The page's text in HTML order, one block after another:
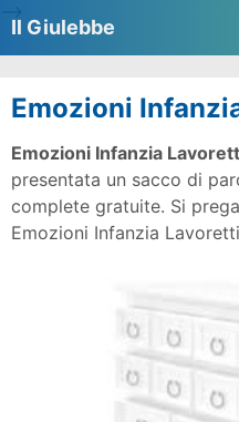
Il Giulebbe
Emozioni
Emozioni Infanzia
presentata un sacco di
complete gratuite. Si
Emozioni Infanzia